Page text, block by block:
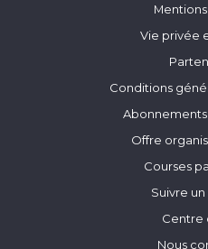
Vie privée
Conditions
Offre
Courses
Suivre
Centre
Nous